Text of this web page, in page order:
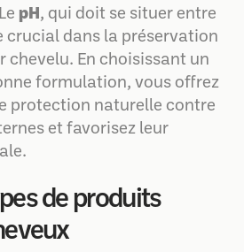
pH , qui doit se situer entre
crucial dans la préservation
chevelu. En choisissant un
formulation, vous offrez
protection naturelle contre
et favorisez leur
de produits